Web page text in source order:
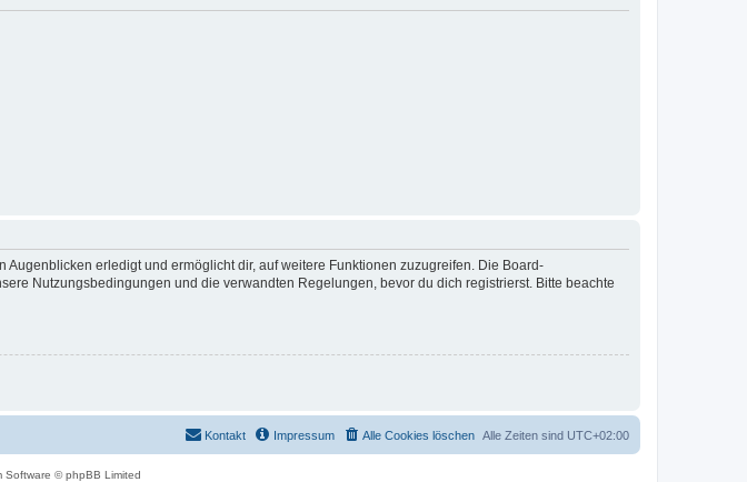
erledigt und ermöglicht dir, auf weitere Funktionen zuzugreifen. Die Board-
Nutzungsbedingungen und die verwandten Regelungen, bevor du dich registrierst. Bitte beachte
Alle Zeiten sind UTC+02:00
Alle Cookies löschen
Impressum
Kontakt
Software © phpBB Limited